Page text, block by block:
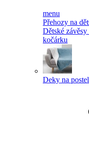
menu
Přehozy na
Dětské
kočárku
Deky na